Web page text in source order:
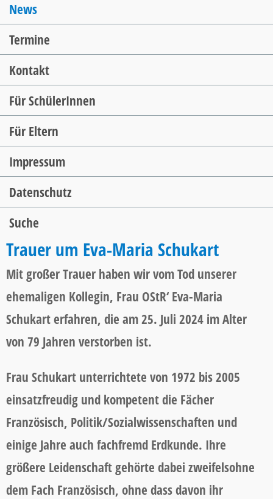
News
Termine
Kontakt
Für SchülerInnen
Für Eltern
Impressum
Datenschutz
Suche
Trauer um Eva-Maria Schukart
Mit großer Trauer haben wir vom Tod unserer
ehemaligen Kollegin, Frau OStR‘ Eva-Maria
Schukart erfahren, die am 25. Juli 2024 im Alter
von 79 Jahren verstorben ist.
Frau Schukart unterrichtete von 1972 bis 2005
einsatzfreudig und kompetent die Fächer
Französisch, Politik/Sozialwissenschaften und
einige Jahre auch fachfremd Erdkunde. Ihre
größere Leidenschaft gehörte dabei zweifelsohne
dem Fach Französisch, ohne dass davon ihr